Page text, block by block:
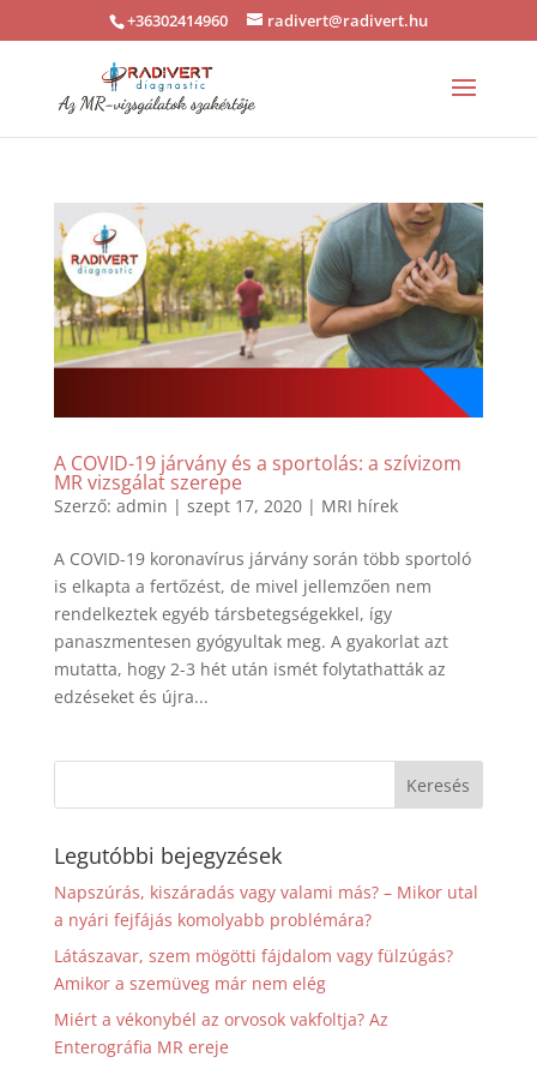
+36302414960 radivert@radivert.hu
A COVID-19 járvány és a sportolás: a szívizom
MR vizsgálat szerepe
Szerző: admin | szept 17, 2020| MRI hírek
A COVID-19 koronavírus járvány során több sportoló
is elkapta a fertőzést, de mivel jellemzően nem
rendelkeztek egyéb társbetegségekkel, így
panaszmentesen gyógyultak meg. A gyakorlat azt
mutatta, hogy 2-3 hét után ismét folytathatták az
edzéseket és újra...
Legutóbbi bejegyzések
Napszúrás, kiszáradás vagy valami más? – Mikor utal
a nyári fejfájás komolyabb problémára?
Látászavar, szem mögötti fájdalom vagy fülzúgás?
Amikor a szemüveg már nem elég
Miért a vékonybél az orvosok vakfoltja? Az
Enterográfia MR ereje